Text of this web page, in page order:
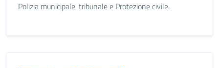
Polizia municipale, tribunale e Protezione civile.